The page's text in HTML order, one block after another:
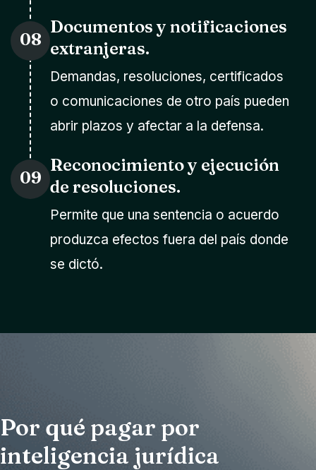
08
Documentos y notificaciones
extranjeras.
Demandas, resoluciones, certificados
o comunicaciones de otro país pueden
abrir plazos y afectar a la defensa.
09
Reconocimiento y ejecución
de resoluciones.
Permite que una sentencia o acuerdo
produzca efectos fuera del país donde
se dictó.
Por qué pagar por
inteligencia jurídica